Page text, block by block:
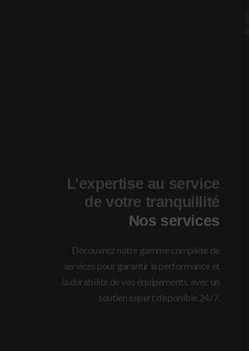
L'expertise au service
de votre tranquillité
Nos services
Découvrez notre gamme complète de
services pour garantir la performance et
la durabilité de vos équipements, avec un
soutien expert disponible 24/7.